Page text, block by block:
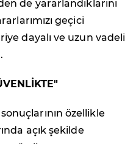
de yararlandıklarını
geçici
dayalı ve uzun vadeli
özellikle
açık şekilde